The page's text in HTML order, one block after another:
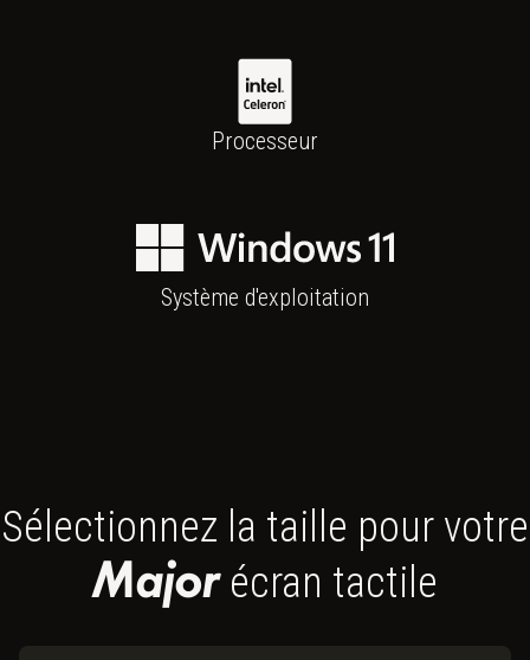
Processeur
Intel Celeron J6412
Système d'exploitation
Windows 11
Sélectionnez la taille pour votre
Majorécran tactile